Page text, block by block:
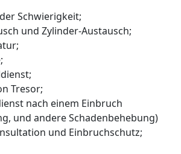
Schwierigkeit;
und Zylinder-Austausch;
Tresor;
nach einem Einbruch
und andere Schadenbehebung)
und Einbruchschutz;